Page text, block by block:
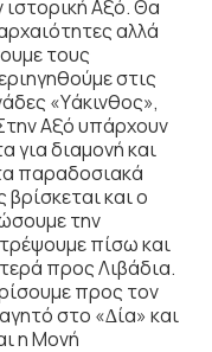
Αξό. Θα
αλλά
τους
στις
«Yάκινθος»,
Αξό υπάρχουν
για διαµονή και
παραδοσιακά
βρίσκεται και ο
την
πίσω και
προς Λιβάδια.
προς τον
στο «∆ία» και
η Μονή